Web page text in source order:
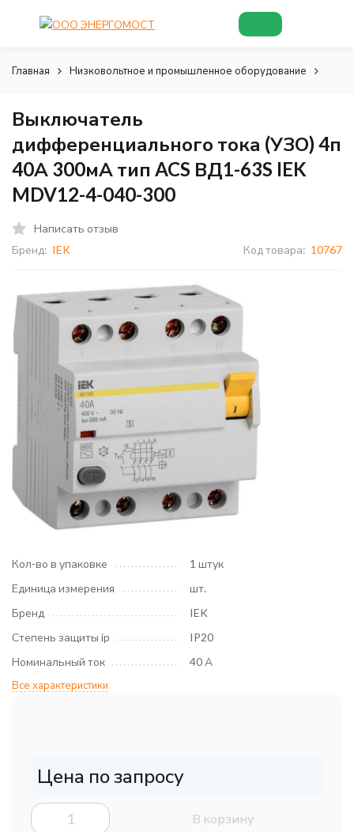
Главная Низковольтное и промышленное оборудование
Выключатель
дифференциального тока (УЗО) 4п
40А 300мА тип ACS ВД1-63S IEK
MDV12-4-040-300
Написать отзыв
Бренд: IEK Код товара: 10767
Кол-во в упаковке
1 штук
Единица измерения
шт.
Бренд
IEK
Степень защиты ip
IP20
Номинальный ток
40 А
Все характеристики
Цена по запросу
В корзину